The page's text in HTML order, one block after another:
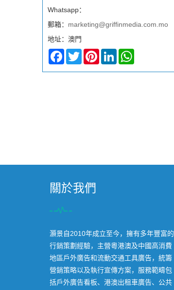
Whatsapp：
郵箱： marketing@griffinmedia.com.mo
地址：澳門
Facebook
TwitterPinterestLinkedIn
關於我們
灝景自2010年成立至今，擁有多年豐富的
行銷策劃經驗，主營粵港澳及中國高消費
地區戶外廣告和流動交通工具廣告，統籌
營銷策略以及執行宣傳方案，服務範疇包
括戶外廣告看板、港澳出租車廣告、公共